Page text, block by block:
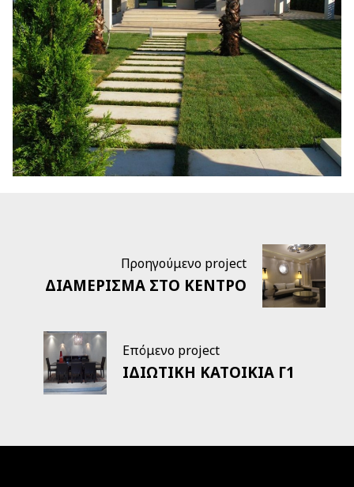
Προηγούμενο project
ΔΙΑΜΕΡΙΣΜΑ ΣΤΟ ΚΕΝΤΡΟ
Επόμενο project
ΙΔΙΩΤΙΚΗ ΚΑΤΟΙΚΙΑ Γ1